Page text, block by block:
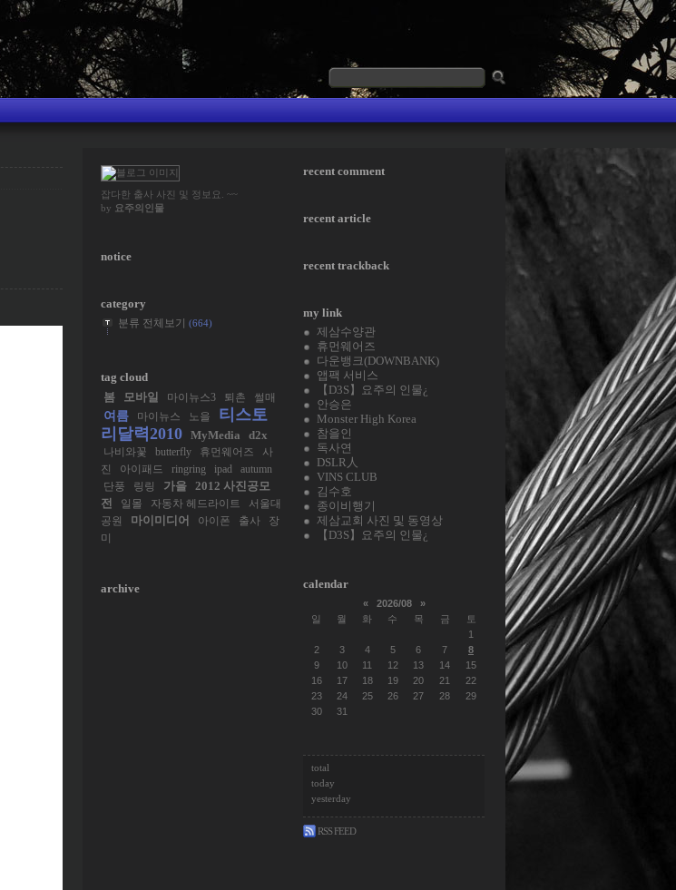
잡다한 출사 사진 및 정보요. ~~
by 요주의인물
notice
category
분류 전체보기 (664)
tag cloud
봄
모바일 마이뉴스3 퇴촌 썰매
여름 마이뉴스 노을
티스토
리달력2010 MyMedia d2x
나비와꽃 butterfly 휴먼웨어즈
사
진
아이패드 ringring ipad
autumn
단풍
링링 가을 2012 사진공모
전
일몰 자동차 헤드라이트
서울대
공원
마이미디어 아이폰 출사
장
미
archive
recent comment
recent article
recent trackback
my link
제삼수양관
휴먼웨어즈
다운뱅크(DOWNBANK)
앱팩 서비스
【D3S】요주의 인물¿
안승은
Monster High Korea
참을인
독사연
DSLR人
VINS CLUB
김수호
종이비행기
제삼교회 사진 및 동영상
【D3S】요주의 인물¿
calendar
« 2026/08
»
일
월 화 수 목 금
토
1
2
3 4 5 6 7
8
9
10 11 12 13 14
15
16
17 18 19 20 21
22
23
24 25 26 27 28
29
30
31
total
today
yesterday
RSS FEED